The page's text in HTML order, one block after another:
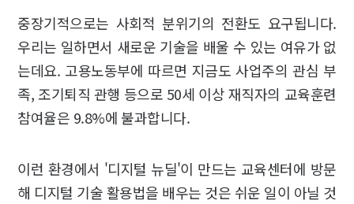
중장기적으로는 사회적 분위기의 전환도 요구됩니다.
우리는 일하면서 새로운 기술을 배울 수 있는 여유가 없
는데요. 고용노동부에 따르면 지금도 사업주의 관심 부
족, 조기퇴직 관행 등으로 50세 이상 재직자의 교육훈련
참여율은 9.8%에 불과합니다.
이런 환경에서 '디지털 뉴딜'이 만드는 교육센터에 방문
해 디지털 기술 활용법을 배우는 것은 쉬운 일이 아닐 것